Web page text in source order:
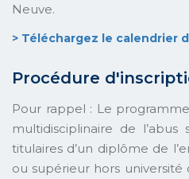
Neuve.
> Téléchargez le calendrier
Procédure
Pour rappel : Le
multidisciplinaire de
titulaires d’un diplôme de
ou supérieur hors